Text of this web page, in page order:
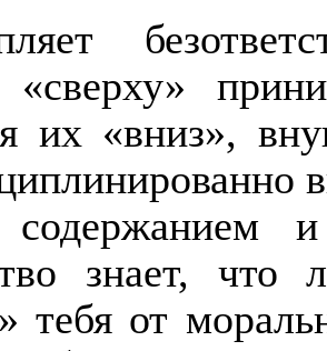
«сверху»
их «вниз»,
и
знает,
тебя от